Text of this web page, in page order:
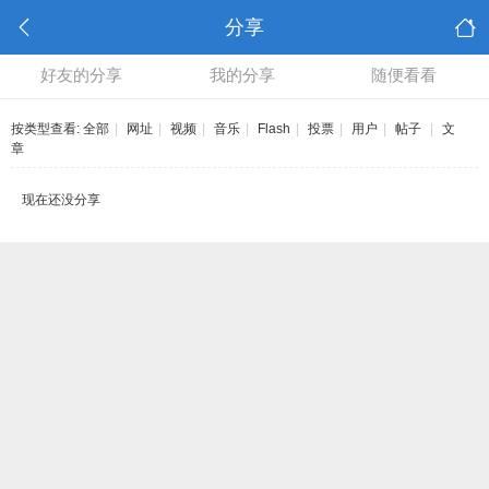
分享
好友的分享 我的分享 随便看看
按类型查看: 全部 网址 视频 音乐 Flash 投票 用户 帖子
文
章
现在还没分享